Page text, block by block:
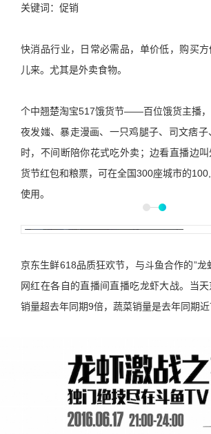
关键词：促销
快消品行业，日常必需品，单价低，购买
儿来。尤其是外卖食物。
个中翘楚淘宝517饿货节——百位饿货主播
夜发媸、暴走漫画、一只鸡腿子、司文痞
时，不间断陪你花式吃外卖；边看直播边
货节红包和粮票，可在全国300座城市的
使用。
京东生鲜618品质狂欢节，与斗鱼合作的”龙
网红在各自的直播间直播吃龙虾大战。当
销量超去年同期9倍，蔬菜销量是去年同期近